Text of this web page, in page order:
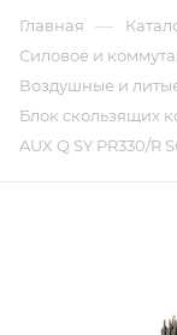
Главная —
Силовое и
Воздушные и
Блок скользящих
AUX Q SY PR330/R